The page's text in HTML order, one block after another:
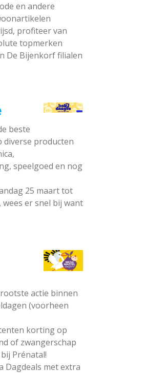
en andere
profiteer van
topmerken
De Bijenkorf filialen
beste
producten
speelgoed en nog
25 maart tot
er snel bij want
actie binnen
(voorheen
korting op
of zwangerschap
Prénatal!
Dagdeals met extra